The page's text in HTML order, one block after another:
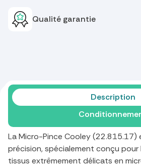
Qualité garantie
Description
La Micro-Pince Cooley (22.815.17)
précision, spécialement conçu pour
tissus extrêmement délicats en